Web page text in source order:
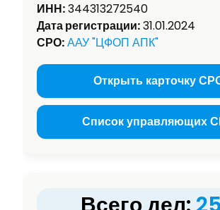
ИНН:344313272540
Дата регистрации:31.01.2024
СРО:ААУ "ЦФОП АПК"
Открыть карточку
Список управляющих